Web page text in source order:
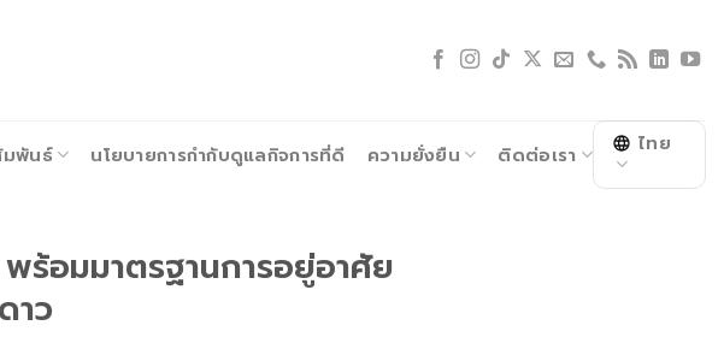
พันธ์ นโยบายการกำกับดูแลกิจการที่ดี ความยั่งยืน ติดต่อเรา ไทย
ร้อมมาตรฐานการอยู่อาศัย
าว